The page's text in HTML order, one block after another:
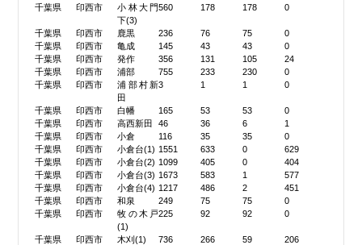
千葉県 印西市
小林大門
下(3)
560 178 178 0
千葉県 印西市 鹿黒 236 76 75
0
千葉県
印西市 亀成 145 43 43
0
千葉県
印西市 発作 356 131 105
24
千葉県
印西市 浦部 755 233 230
0
千葉県
印西市
浦部村新
田
3 1 1 0
千葉県 印西市 白幡 165 53 53
0
千葉県
印西市 高西新田 46 36 6
1
千葉県
印西市 小倉 116 35 35
0
千葉県
印西市 小倉台(1) 1551 633 0
629
千葉県
印西市 小倉台(2) 1099 405 0
404
千葉県
印西市 小倉台(3) 1673 583 1
577
千葉県
印西市 小倉台(4) 1217 486 2
451
千葉県
印西市 和泉 249 75 75
0
千葉県
印西市
牧の木戸
(1)
225 92 92 0
千葉県 印西市 木刈(1) 736 266 59
206